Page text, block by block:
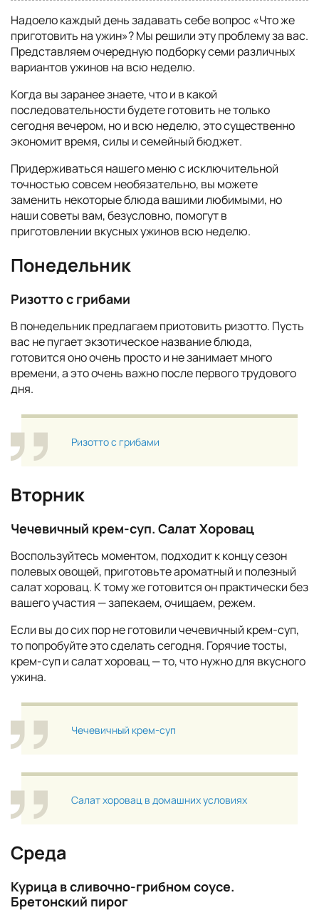
Надоело каждый день задавать себе вопрос «Что же
приготовить на ужин»? Мы решили эту проблему за вас.
Представляем очередную подборку семи различных
вариантов ужинов на всю неделю.
Когда вы заранее знаете, что и в какой
последовательности будете готовить не только
сегодня вечером, но и всю неделю, это существенно
экономит время, силы и семейный бюджет.
Придерживаться нашего меню с исключительной
точностью совсем необязательно, вы можете
заменить некоторые блюда вашими любимыми, но
наши советы вам, безусловно, помогут в
приготовлении вкусных ужинов всю неделю.
Понедельник
Ризотто с грибами
В понедельник предлагаем приотовить ризотто. Пусть
вас не пугает экзотическое название блюда,
готовится оно очень просто и не занимает много
времени, а это очень важно после первого трудового
дня.
Ризотто с грибами
Вторник
Чечевичный крем-суп. Салат Хоровац
Воспользуйтесь моментом, подходит к концу сезон
полевых овощей, приготовьте ароматный и полезный
салат хоровац. К тому же готовится он практически без
вашего участия — запекаем, очищаем, режем.
Если вы до сих пор не готовили чечевичный крем-суп,
то попробуйте это сделать сегодня. Горячие тосты,
крем-суп и салат хоровац — то, что нужно для вкусного
ужина.
Чечевичный крем-суп
Салат хоровац в домашних условиях
Среда
Курица в сливочно-грибном соусе.
Бретонский пирог